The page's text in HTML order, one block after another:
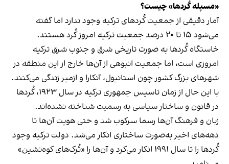
«مسپله کُردها» چیست؟
آمار دقیقی از جمعیت کُردهای ترکیه وجود ندارد اما گفته
می‌شود ۱۵ تا ۲۰ درصد جمعیت ترکیه امروز کُرد هستند.
خاستگاه کُردها به صورت تاریخی شرق و جنوب شرق ترکیه
امروزی است، اما جمعیت انبوهی از آن‌ها خارج از این منطقه در
شهرهای بزرگ کشور چون استانبول، آنکارا و ازمیر زندگی می‌کنند.
با این حال از زمان تاسیس جمهوری ترکیه در سال ۱۹۲۳، کُردها
در قانون و ساختار سیاسی به رسمیت شناخته نشده‌اند.
زبان و فرهنگ آن‌ها رسما سرکوب شد و حتی هویت آن‌ها تا
دهه‌های اخیر به‌صورت ساختاری انکار می‌شد. دولت ترکیه وجود
کُردها را تا سال ۱۹۹۱ انکار می‌کرد و آن‌ها را «تُرک‌های کوه‌نشین»